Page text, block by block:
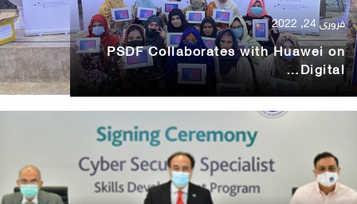
فروری 24, 2022
PSDF Collaborates with Huawei on
Digital…